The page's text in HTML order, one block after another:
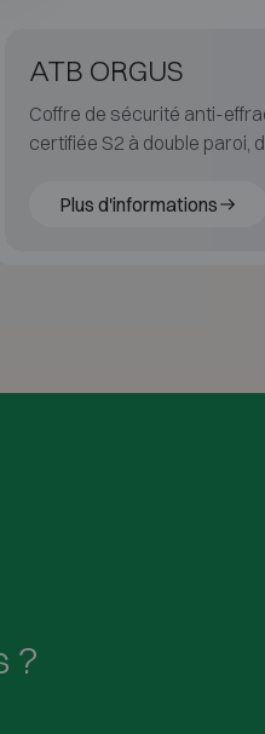
ATB ORGUS
Coffre de sécurité anti-
certifiée S2 à double paroi,
Plus d'informations
?